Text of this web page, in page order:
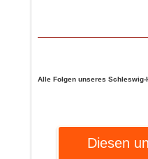
Alle Folgen unseres Schleswig-
Diesen